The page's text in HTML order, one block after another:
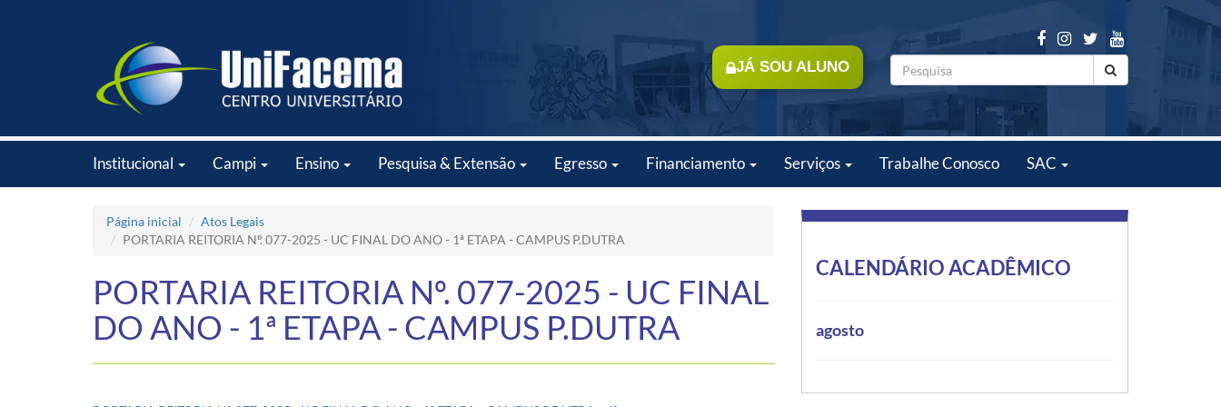
JÁ SOU ALUNO
Institucional Campi Ensino Pesquisa & Extensão Egresso Financiamento Serviços Trabalhe Conosco SAC
Página inicial
Atos Legais
PORTARIA REITORIA Nº. 077-2025 - UC FINAL DO ANO - 1ª ETAPA - CAMPUS P.DUTRA
PORTARIA REITORIA Nº. 077-2025 - UC FINAL
DO ANO - 1ª ETAPA - CAMPUS P.DUTRA
CALENDÁRIO ACADÊMICO
agosto